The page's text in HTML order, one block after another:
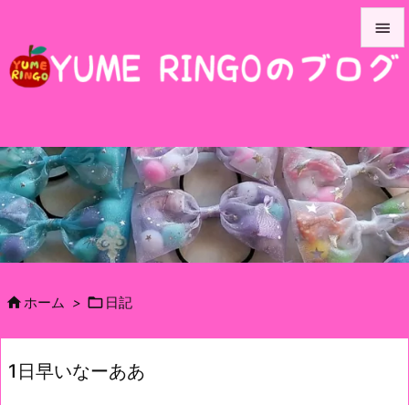



前へ

次へ

ホーム >  日記
1日早いなーああ